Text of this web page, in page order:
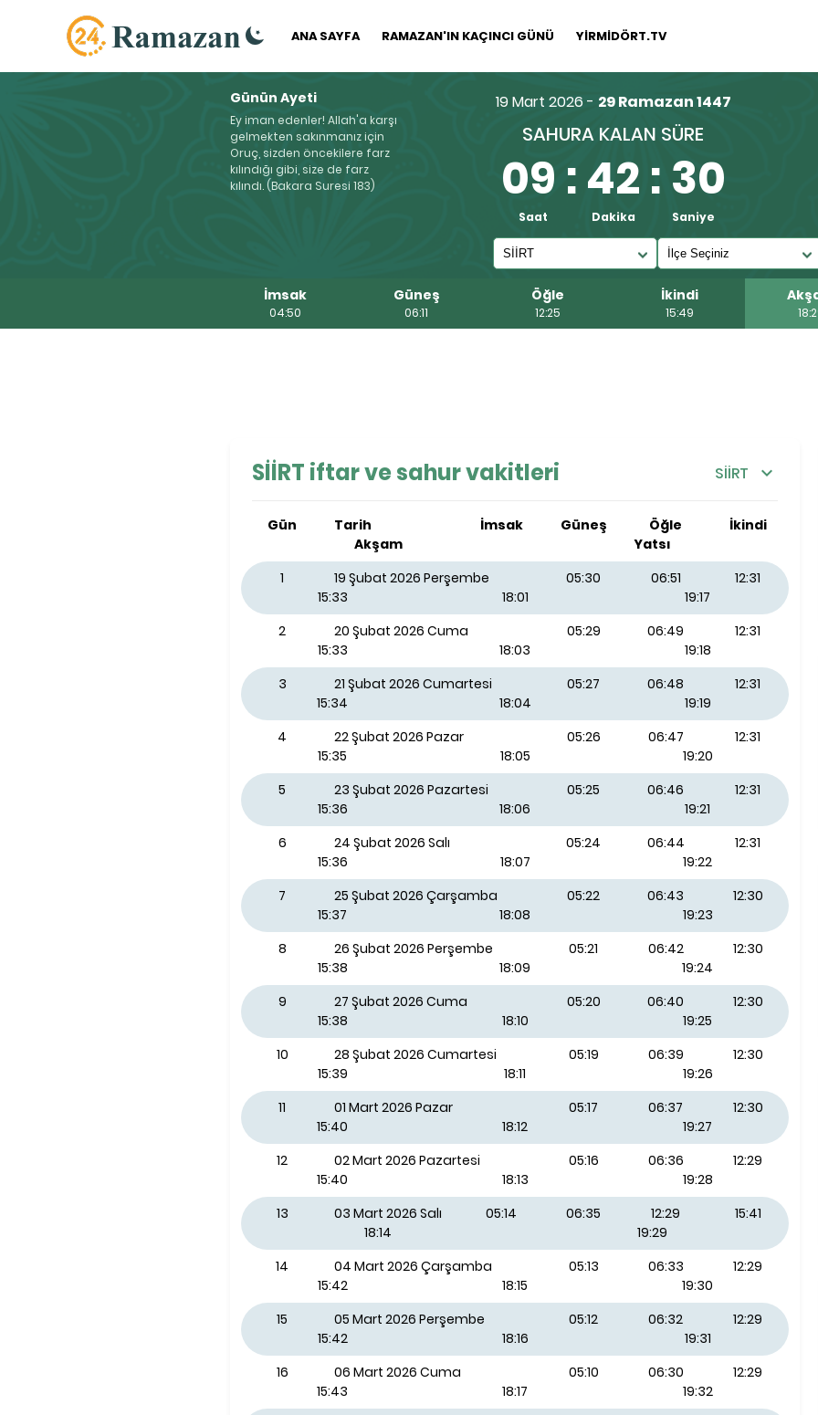
ANA SAYFA RAMAZAN'IN KAÇINCI GÜNÜ YİRMİDÖRT.TV
Günün Ayeti
Ey iman edenler! Allah'a karşı
gelmekten sakınmanız için
Oruç, sizden öncekilere farz
kılındığı gibi, size de farz
kılındı. (Bakara Suresi 183)
19 Mart 2026 - 29 Ramazan 1447
SAHURA KALAN SÜRE
09 :42 : 29
Saat Dakika Saniye
İmsak
04:50
Güneş
06:11
Öğle
12:25
İkindi
15:49
SİİRT iftar ve sahur vakitleri SİİRT
Gün Tarih İmsak Güneş Öğle
İkindi
Akşam
Yatsı
1
19 Şubat 2026 Perşembe 05:30 06:51
12:31
15:33
18:01
19:17
2
20 Şubat 2026 Cuma 05:29 06:49
12:31
15:33
18:03
19:18
3
21 Şubat 2026 Cumartesi 05:27 06:48
12:31
15:34
18:04
19:19
4
22 Şubat 2026 Pazar 05:26 06:47
12:31
15:35
18:05
19:20
5
23 Şubat 2026 Pazartesi 05:25 06:46
12:31
15:36
18:06
19:21
6
24 Şubat 2026 Salı 05:24 06:44
12:31
15:36
18:07
19:22
7
25 Şubat 2026 Çarşamba 05:22 06:43
12:30
15:37
18:08
19:23
8
26 Şubat 2026 Perşembe 05:21 06:42
12:30
15:38
18:09
19:24
9
27 Şubat 2026 Cuma 05:20 06:40
12:30
15:38
18:10
19:25
10
28 Şubat 2026 Cumartesi 05:19 06:39
12:30
15:39
18:11
19:26
11
01 Mart 2026 Pazar 05:17 06:37
12:30
15:40
18:12
19:27
12
02 Mart 2026 Pazartesi 05:16 06:36
12:29
15:40
18:13
19:28
13
03 Mart 2026 Salı 05:14 06:35 12:29
15:41
18:14
19:29
14
04 Mart 2026 Çarşamba 05:13 06:33
12:29
15:42
18:15
19:30
15
05 Mart 2026 Perşembe 05:12 06:32
12:29
15:42
18:16
19:31
16
06 Mart 2026 Cuma 05:10 06:30
12:29
15:43
18:17
19:32